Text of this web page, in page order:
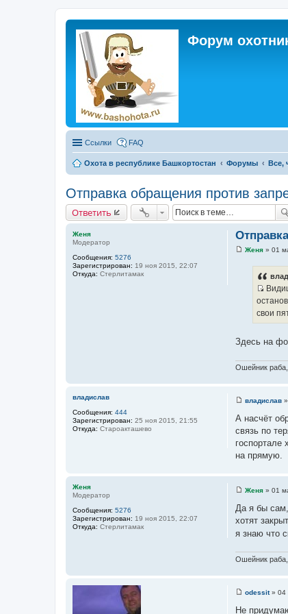
Форум
Ссылки FAQ
Охота в республике Башкортостан Форумы Все,
Отправка обращения против
Ответить
Женя
Модератор
Сообщения: 5276
Зарегистрирован: 19 ноя 2015, 22:07
Откуда: Стерлитамак
Женя» 01
И
с
т
ч
н
и
к
т
а
т
ы
свои
Здесь на
Ошейник раба,
владислав
Сообщения: 444
Зарегистрирован: 25 ноя 2015, 21:55
Откуда: Староакташево
о
б
е
н
владислав»
А насчёт
связь по
госпортале
на прямую.
Женя
Модератор
Сообщения: 5276
Зарегистрирован: 19 ноя 2015, 22:07
Откуда: Стерлитамак
о
б
е
и
е
Женя» 01
Да я бы
хотят
я знаю что
Ошейник раба,
odessit» 04
Не